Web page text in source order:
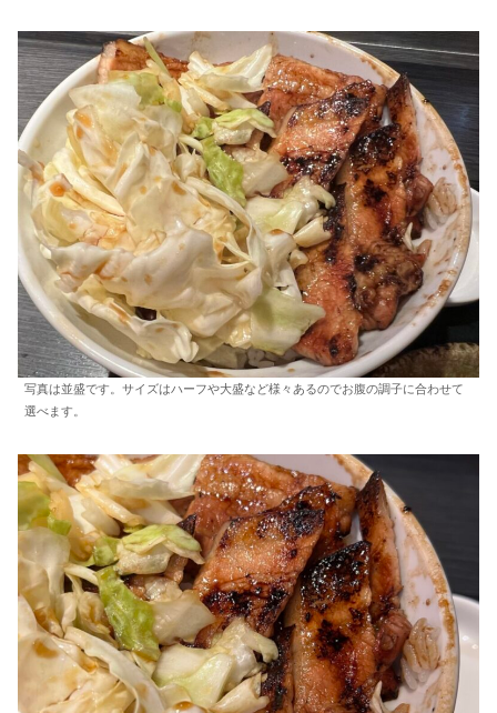
写真は並盛です。サイズはハーフや大盛など様々あるのでお腹の調子に合わせて
選べます。